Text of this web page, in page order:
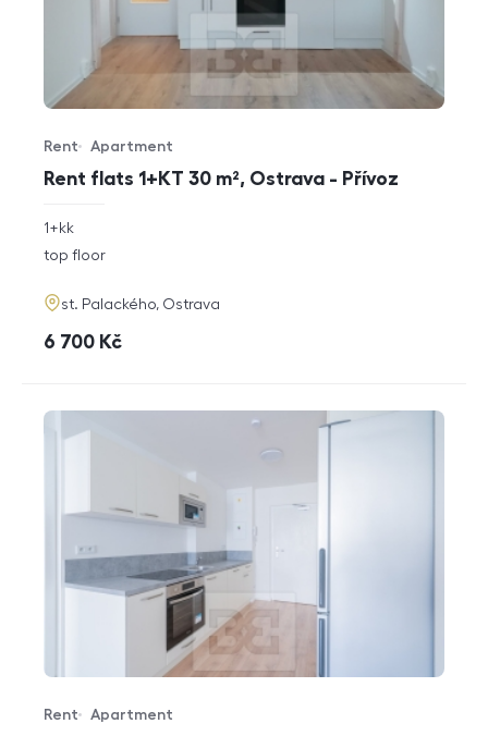
Rent flats 1+KT 30 m², Ostrava - Přívoz
Offer type
Rent
Property type
Apartment
rozměry
disposition
1+kk
funkce
top floor
adresa
st. Palackého, Ostrava
cena
6 700 Kč
Offer type
Rent
Property type
Apartment